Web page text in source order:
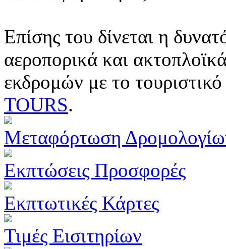
Επίσης του δίνεται η
αεροπορικά και
εκδρομών με το
TOURS.
Μεταφόρτωση
Εκπτώσεις Προσφορές
Εκπτωτικές Κάρτες
Τιμές Εισιτηρίων